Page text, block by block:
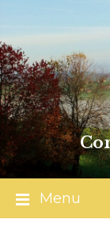
content
main
navigation
footer
Menu